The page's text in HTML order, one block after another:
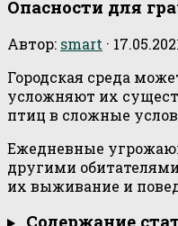
Опасности для
Автор: smart ·
Городская среда
усложняют их
птиц в сложные
Ежедневные
другими
их выживание и
Содержание